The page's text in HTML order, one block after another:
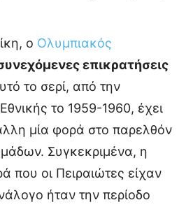
ο Ολυμπιακός
επικρατήσεις
το σερί, από την
το 1959-1960, έχει
μία φορά στο παρελθόν
Συγκεκριμένα, η
που οι Πειραιώτες είχαν
ήταν την περίοδο